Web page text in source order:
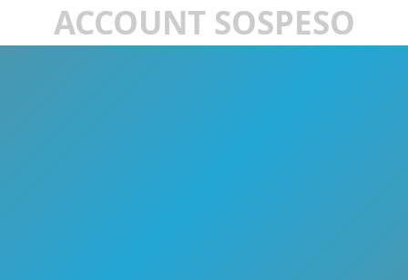
ACCOUNT SOSPESO